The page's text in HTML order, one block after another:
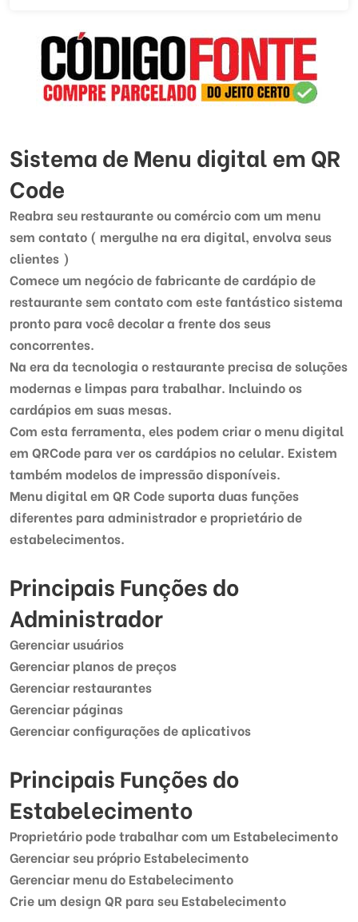
Sistema de Menu digital em QR
Code
Reabra seu restaurante ou comércio com um menu
sem contato ( mergulhe na era digital, envolva seus
clientes )
Comece um negócio de fabricante de cardápio de
restaurante sem contato com este fantástico sistema
pronto para você decolar a frente dos seus
concorrentes.
Na era da tecnologia o restaurante precisa de soluções
modernas e limpas para trabalhar. Incluindo os
cardápios em suas mesas.
Com esta ferramenta, eles podem criar o menu digital
em QRCode para ver os cardápios no celular. Existem
também modelos de impressão disponíveis.
Menu digital em QR Code suporta duas funções
diferentes para administrador e proprietário de
estabelecimentos.
Principais Funções do
Administrador
Gerenciar usuários
Gerenciar planos de preços
Gerenciar restaurantes
Gerenciar páginas
Gerenciar configurações de aplicativos
Principais Funções do
Estabelecimento
Proprietário pode trabalhar com um Estabelecimento
Gerenciar seu próprio Estabelecimento
Gerenciar menu do Estabelecimento
Crie um design QR para seu Estabelecimento